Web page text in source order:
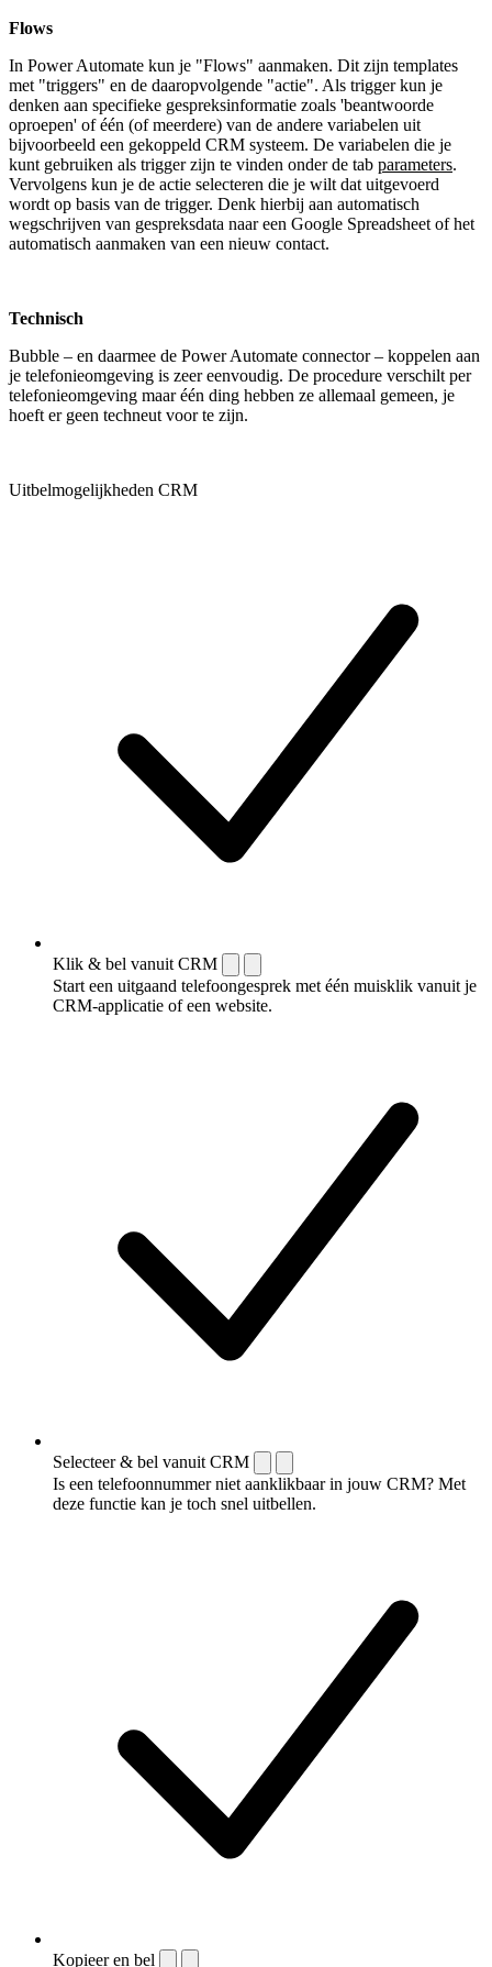
Flows
In Power Automate kun je "Flows" aanmaken. Dit zijn templates
met "triggers" en de daaropvolgende "actie". Als trigger kun je
denken aan specifieke gespreksinformatie zoals 'beantwoorde
oproepen' of één (of meerdere) van de andere variabelen uit
bijvoorbeeld een gekoppeld CRM systeem. De variabelen die je
kunt gebruiken als trigger zijn te vinden onder de tab parameters.
Vervolgens kun je de actie selecteren die je wilt dat uitgevoerd
wordt op basis van de trigger. Denk hierbij aan automatisch
wegschrijven van gespreksdata naar een Google Spreadsheet of het
automatisch aanmaken van een nieuw contact.
Technisch
Bubble – en daarmee de Power Automate connector – koppelen aan
je telefonieomgeving is zeer eenvoudig. De procedure verschilt per
telefonieomgeving maar één ding hebben ze allemaal gemeen, je
hoeft er geen techneut voor te zijn.
Uitbelmogelijkheden CRM
Klik & bel vanuit CRM
Start een uitgaand telefoongesprek met één muisklik vanuit je
CRM-applicatie of een website.
Selecteer & bel vanuit CRM
Is een telefoonnummer niet aanklikbaar in jouw CRM? Met
deze functie kan je toch snel uitbellen.
Kopieer en bel